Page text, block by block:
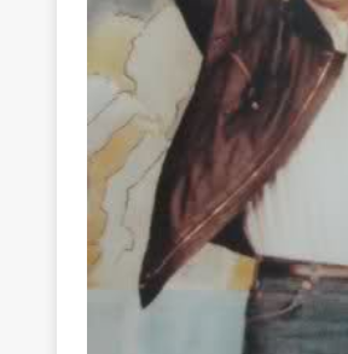
[ 6 Αυγούστου 2026 ]
[ 6 Αυγούστου 2026 ]
[ 5 Αυγούστου 2026 ]
[ 4 Αυγούστου 2026 ]
[ 4 Αυγούστου 2026 ]
ΠΑΡΕΜΒΑΣΕΙΣ
[ 4 Αυγούστου 2026 ]
[ 4 Αυγούστου 2026 ]